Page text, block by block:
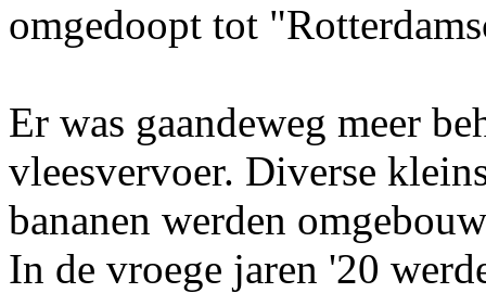
omgedoopt tot
Er was gaandeweg meer
vleesvervoer. Diverse
bananen werden
In de vroege jaren '20